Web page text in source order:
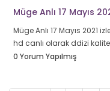
Müge Anlı 17 Mayıs
Müge Anlı 17 Mayıs 2021
hd canlı olarak ddizi
0 Yorum Yapılmış